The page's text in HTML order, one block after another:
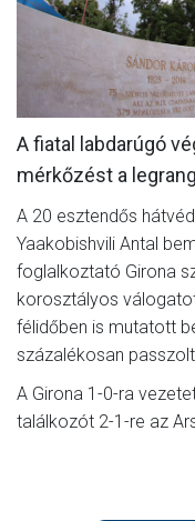
A fiatal labdarúgó
mérkőzést a
A 20 esztendős
Yaakobishvili Antal
foglalkoztató Girona
korosztályos
félidőben is mutatott
százalékosan
A Girona 1-0-ra
találkozót 2-1-re az